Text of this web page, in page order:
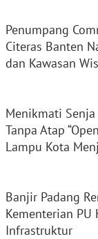
Penumpang
Citeras Banten
dan Kawasan
Menikmati
Tanpa Atap
Lampu Kota
Banjir Padang
Kementerian PU
Infrastruktur